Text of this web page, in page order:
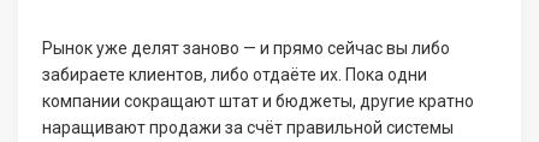
Рынок уже делят заново — и прямо сейчас вы либо
забираете клиентов, либо отдаёте их. Пока одни
компании сокращают штат и бюджеты, другие кратно
наращивают продажи за счёт правильной системы